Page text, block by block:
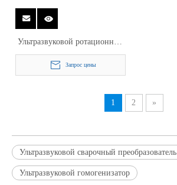
Ультразвуковой ротационный
сварочный аппарат для
непрерывной сварки
Запрос цены
1 2 »
Ультразвуковой сварочный преобразователь
Ультразвуковой гомогенизатор